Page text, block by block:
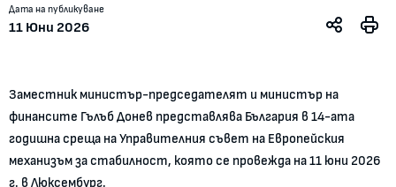
Дата на публикуване
11 Юни 2026
Заместник министър-председателят и министър на
финансите Гълъб Донев представлява България в 14-ата
годишна среща на Управителния съвет на Европейския
механизъм за стабилност, която се провежда на 11 юни 2026
г. в Люксембург.